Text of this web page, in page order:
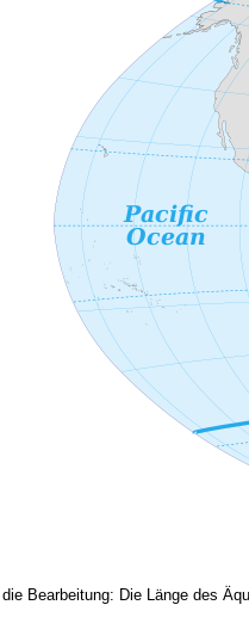
Bearbeitung: Die Länge des